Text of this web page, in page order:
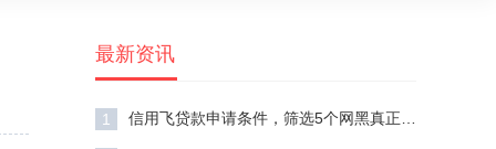
最新资讯
1